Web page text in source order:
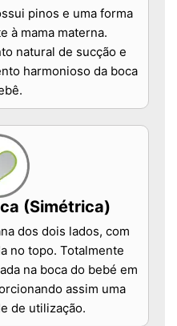
pinos e uma forma
à mama materna.
natural de sucção e
harmonioso da boca
(Simétrica)
dos dois lados, com
no topo. Totalmente
na boca do bebé em
assim uma
de utilização.